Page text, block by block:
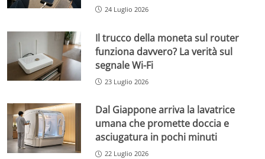
24 Luglio 2026
Il trucco della moneta sul router
funziona davvero? La verità sul
segnale Wi-Fi
23 Luglio 2026
Dal Giappone arriva la lavatrice
umana che promette doccia e
asciugatura in pochi minuti
22 Luglio 2026